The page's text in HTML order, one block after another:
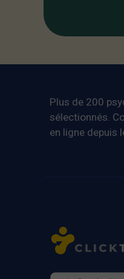
Plus de 200
sélectionnés.
en ligne depuis